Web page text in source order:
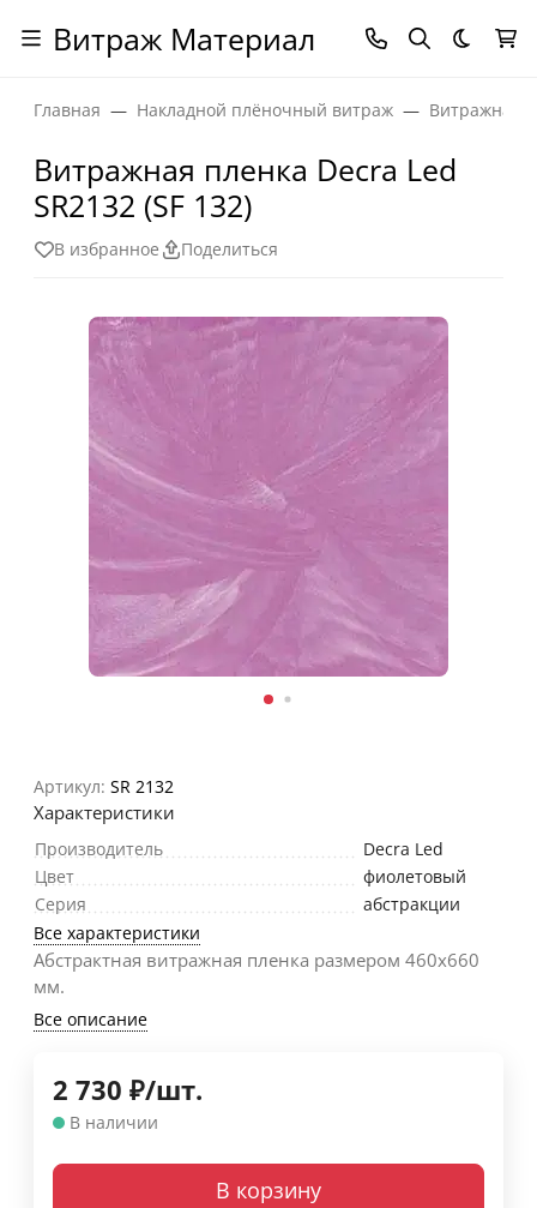
Витраж Материал Темная
Главная Накладной плёночный витраж Витражная
Витражная пленка Decra Led
SR2132 (SF 132)
В избранное Поделиться
Артикул: SR 2132
Характеристики
Производитель
Decra Led
Цвет
фиолетовый
Серия
абстракции
Все характеристики
Абстрактная витражная пленка размером 460х660
мм.
Все описание
2 730 ₽/шт.
В наличии
В корзину